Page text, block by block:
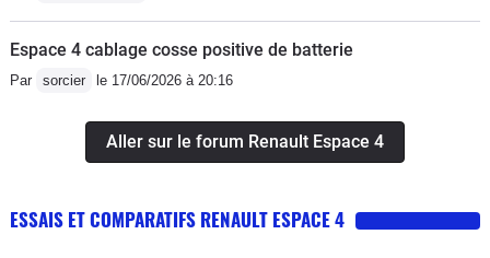
Espace 4 cablage cosse positive de batterie
Par sorcier le 17/06/2026 à 20:16
Aller sur le forum Renault Espace 4
ESSAIS ET COMPARATIFS RENAULT ESPACE 4